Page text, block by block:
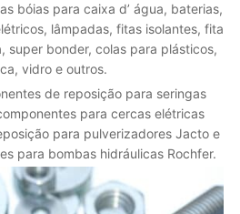
bóias para caixa d’ água, baterias,
lâmpadas, fitas isolantes, fita
super bonder, colas para plásticos,
vidro e outros.
de reposição para seringas
para cercas elétricas
para pulverizadores Jacto e
para bombas hidráulicas Rochfer.